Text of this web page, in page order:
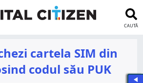
CAUTĂ
cartela SIM din
codul său PUK